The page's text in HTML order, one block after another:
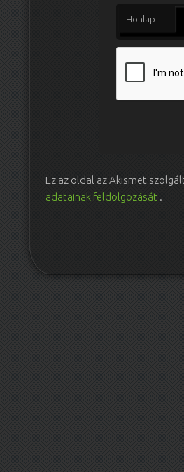
Honlap
Ez az oldal az Akismet
adatainak feldolgozását .